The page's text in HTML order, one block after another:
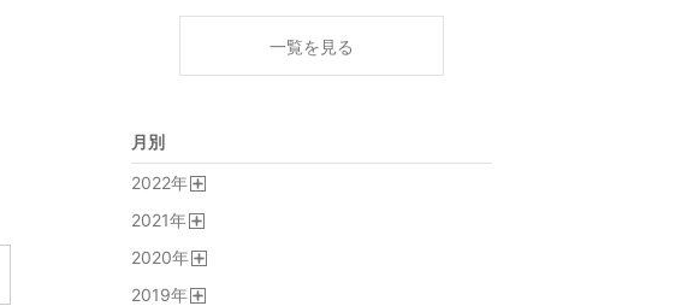
一覧を見る
月別
2022年
2021年
2020年
2019年